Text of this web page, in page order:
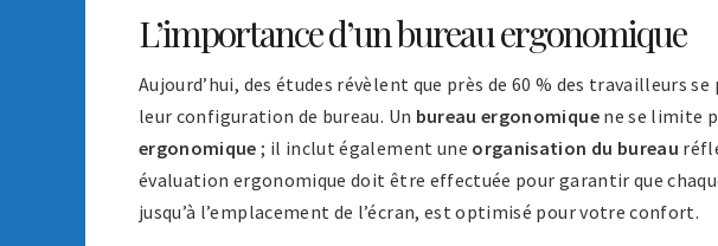
L’importance d’un bureau ergonomique
Aujourd’hui, des études révèlent que près de 60 % des travailleurs
leur configuration de bureau. Un bureau ergonomiquene se limite
ergonomique ; il inclut également une organisation du bureau
évaluation ergonomique doit être effectuée pour garantir que
jusqu’à l’emplacement de l’écran, est optimisé pour votre confort.